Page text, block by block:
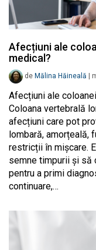
Afecțiuni ale
medical?
de Mălina Hăineală
Afecțiuni ale
Coloana vertebrală
afecțiuni care pot
lombară, amorțeală,
restricții în mișcare.
semne timpurii și să
pentru a primi
continuare,…